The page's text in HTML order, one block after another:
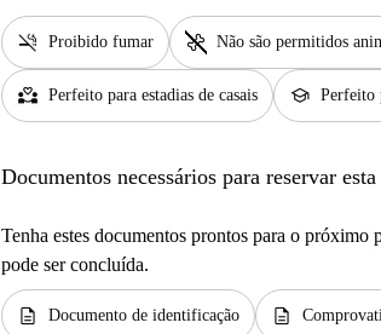
smoke_free Proibido fumar pet_supplies Não são permitidos
partner_heart Perfeito para estadias de casais school Perfeito
Documentos necessários para reservar
Tenha estes documentos prontos para o próximo
pode ser concluída.
description Documento de identificação description